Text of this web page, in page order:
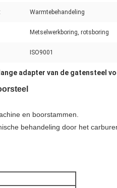
Warmtebehandeling
Metselwerkboring, rotsboring
ISO9001
adapter van de gatensteel
en boorstammen.
behandeling door het